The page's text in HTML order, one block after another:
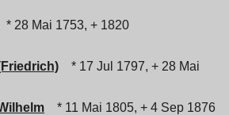
* 28 Mai 1753, + 1820
* 17 Jul 1797, + 28 Mai
* 11 Mai 1805, + 4 Sep 1876